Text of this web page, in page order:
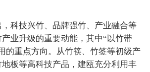
，科技兴竹、品牌强竹、产业融合等
业升级的重要动能，其中“以竹带
的重点方向。从竹筷、竹签等初级产
板等高科技产品，建瓯充分利用丰